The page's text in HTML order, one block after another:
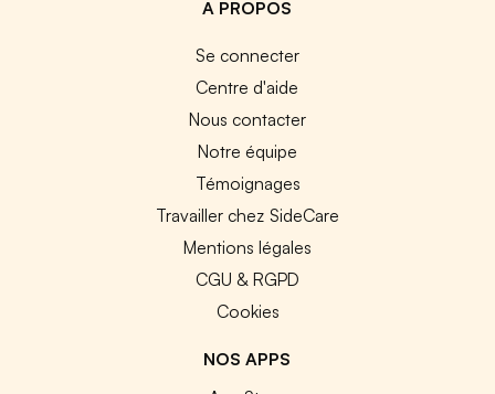
A PROPOS
Se connecter
Centre d'aide
Nous contacter
Notre équipe
Témoignages
Travailler chez SideCare
Mentions légales
CGU & RGPD
Cookies
NOS APPS